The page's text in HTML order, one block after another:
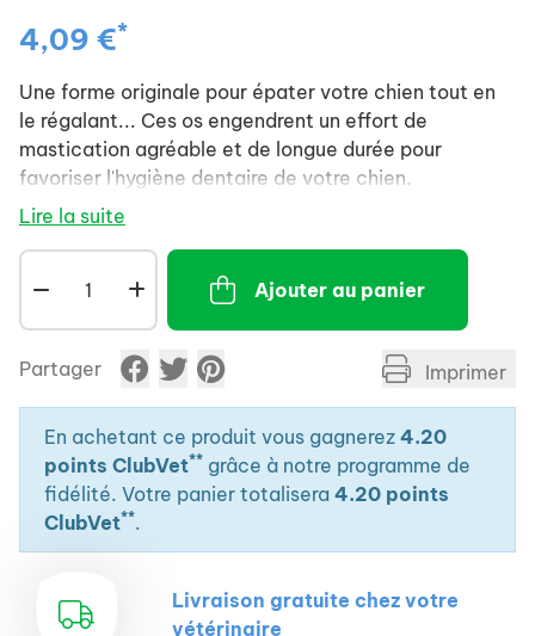
4,09 €*
Une forme originale pour épater votre chien tout en
le régalant... Ces os engendrent un effort de
mastication agréable et de longue durée pour
favoriser l'hygiène dentaire de votre chien.
Sans colorant ni arôme artificiel.
Lire la suite
Ajouter au panier
Partager Imprimer
En achetant ce produit vous gagnerez 4.20
points ClubVet** grâce à notre programme de
fidélité. Votre panier totalisera 4.20 points
ClubVet**.
Livraison gratuite chez votre
vétérinaire